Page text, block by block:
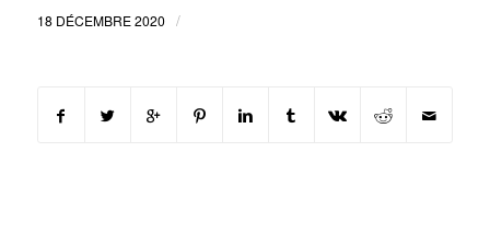
18 DÉCEMBRE 2020 /